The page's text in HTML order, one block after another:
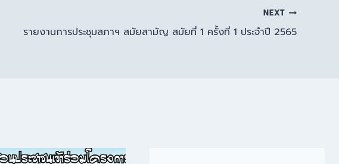
NEXT
รายงานการประชุมสภาฯ สมัยสามัญ สมัยที่ 1 ครั้งที่ 1 ประจำปี 2565